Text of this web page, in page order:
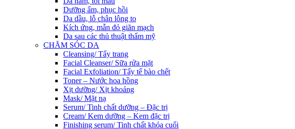
Dưỡng ẩm, phục hồi
Da dầu, lỗ chân lông to
Kích ứng, mẫn đỏ giãn mạch
Da sau các thủ thuật thẩm mỹ
CHĂM SÓC DA
Cleansing/ Tẩy trang
Facial Cleanser/ Sữa rửa mặt
Facial Exfoliation/ Tẩy tế bào chết
Toner – Nước hoa hồng
Xịt dưỡng/ Xịt khoáng
Mask/ Mặt nạ
Serum/ Tinh chất dưỡng – Đặc trị
Cream/ Kem dưỡng – Kem đặc trị
Finishing serum/ Tinh chất khóa cuối